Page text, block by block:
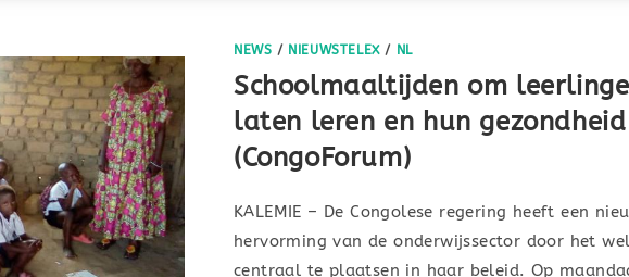
NEWS / NIEUWSTELEX/ NL
Schoolmaaltijden om
laten leren en hun
(CongoForum)
KALEMIE – De Congolese regering heeft een
hervorming van de onderwijssector door het
centraal te plaatsen in haar beleid. Op